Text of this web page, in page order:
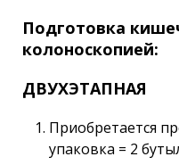
Подготовка
колоноскопией:
ДВУХЭТАПНАЯ
Приобретается
упаковка = 2